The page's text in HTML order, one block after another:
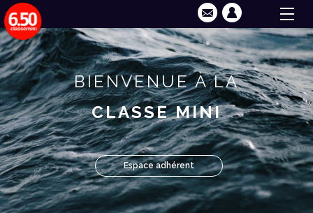
BIENVENUE À LA
CLASSE MINI
Espace adhérent